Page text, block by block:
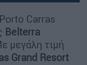
Carras
Belterra
μεγάλη τιμή
Grand Resort